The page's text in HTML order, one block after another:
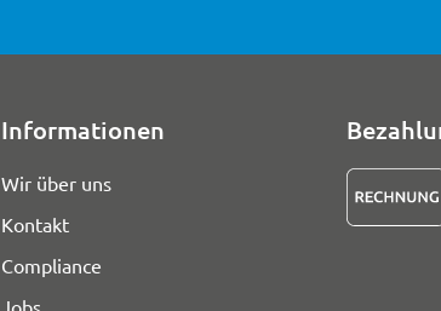
Informationen
Wir über uns
Kontakt
Compliance
Jobs